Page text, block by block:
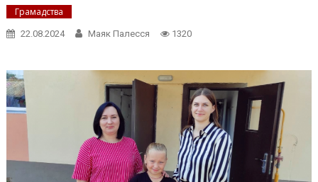
Грамадства
22.08.2024 Маяк Палесся 1320